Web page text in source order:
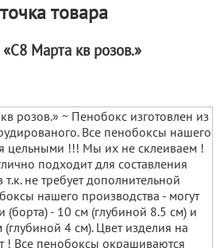
товара
Марта кв розов.»